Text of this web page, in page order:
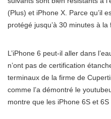
(Plus) et iPhone X. Parce qu’il
protégé jusqu’à 30 minutes à
L’iPhone 6 peut-il aller dans
n’ont pas de certification
terminaux de la firme de
comme l’a démontré le
montre que les iPhone 6S et 6S